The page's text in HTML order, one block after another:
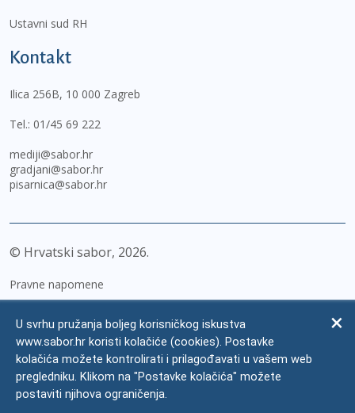
Ustavni sud RH
Kontakt
Ilica 256B, 10 000 Zagreb
Tel.: 01/45 69 222
mediji@sabor.hr
gradjani@sabor.hr
pisarnica@sabor.hr
© Hrvatski sabor, 2026
Pravne napomene
Zaštita osobnih podataka
Impressum
Česta pitanja
U svrhu pružanja boljeg korisničkog iskustva
www.sabor.hr koristi kolačiće (cookies). Postavke
kolačića možete kontrolirati i prilagođavati u vašem web
pregledniku. Klikom na "Postavke kolačića" možete
postaviti njihova ograničenja.